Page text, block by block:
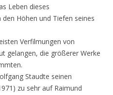
Leben dieses
Höhen und Tiefen seines
Verfilmungen von
gelangen, die größerer Werke
Staudte seinen
zu sehr auf Raimund